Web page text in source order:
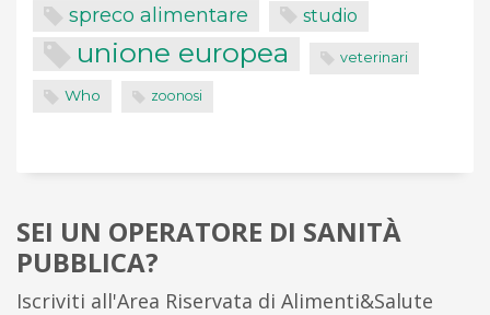
spreco alimentare studio
unione europea veterinari
Who zoonosi
SEI UN OPERATORE DI SANITÀ
PUBBLICA?
Iscriviti all'Area Riservata di Alimenti&Salute